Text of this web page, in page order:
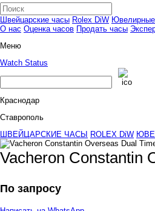
Швейцарские часы Rolex DiW
О нас Оценка часов Продать часы
Меню
Watch Status
Краснодар
Ставрополь
ШВЕЙЦАРСКИЕ ЧАСЫ
ROLEX DiW
Vacheron Constantin
По запросу